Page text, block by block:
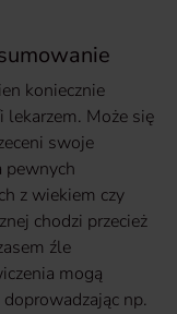
koniecznie
Może się
swoje
pewnych
z wiekiem czy
chodzi przecież
źle
mogą
np.